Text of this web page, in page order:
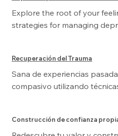
Explore the root of your
strategies for managing
Recuperación del Trauma
Sana de experiencias
compasivo utilizando
Construcción de confianza